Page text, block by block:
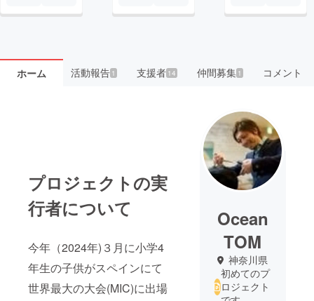
ホーム 活動報告1 支援者 14 仲間募集 1 コメント
プロジェクトの実
行者について
今年（2024年)３月に小学4
年生の子供がスペインにて
世界最大の大会(MIC)に出場
Ocean
TOM
神奈川県
初めてのプ
ロジェクト